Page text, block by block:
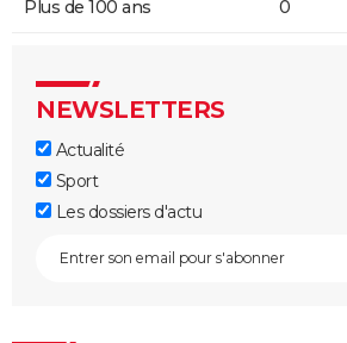
Plus de 100 ans 0
NEWSLETTERS
Actualité
Sport
Les dossiers d'actu